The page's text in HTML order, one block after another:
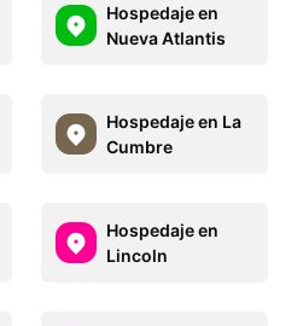
Hospedaje en
Nueva Atlantis
Hospedaje en La
Cumbre
Hospedaje en
Lincoln